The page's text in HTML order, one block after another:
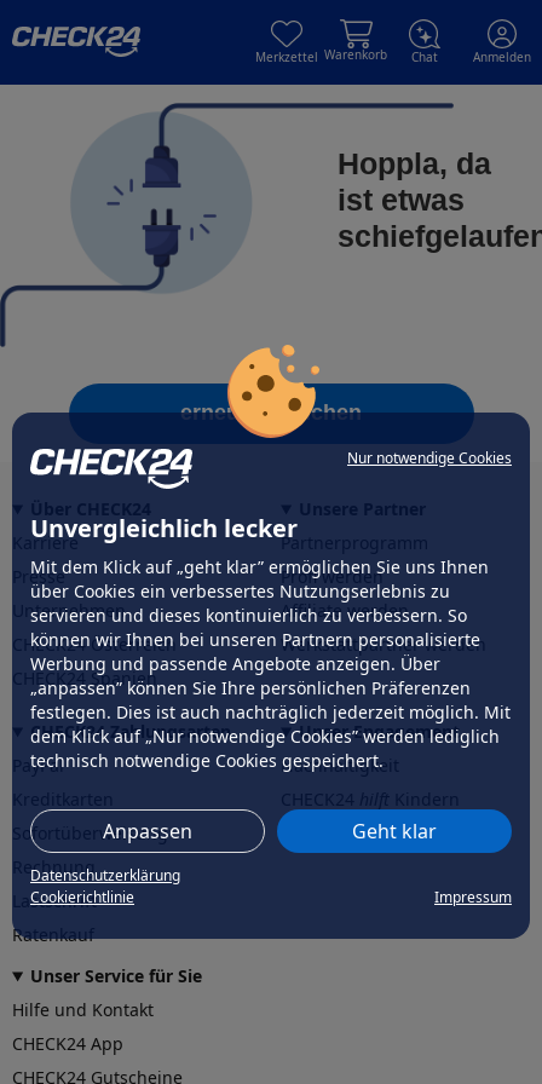
Nur notwendige Cookies
Unvergleichlich lecker
Mit dem Klick auf „geht klar” ermöglichen Sie uns Ihnen
über Cookies ein verbessertes Nutzungserlebnis zu
servieren und dieses kontinuierlich zu verbessern. So
können wir Ihnen bei unseren Partnern personalisierte
Werbung und passende Angebote anzeigen. Über
„anpassen” können Sie Ihre persönlichen Präferenzen
festlegen. Dies ist auch nachträglich jederzeit möglich. Mit
dem Klick auf „Nur notwendige Cookies” werden lediglich
technisch notwendige Cookies gespeichert.
Anpassen Geht klar
Datenschutzerklärung
Cookierichtlinie
Impressum
Merkzettel Warenkorb Chat Anmelden
Hoppla, da
ist etwas
erneut versuchen
Karriere
Presse
Unternehmen
CHECK24 Österreich
CHECK24 Spanien
Partnerprogramm
Profi werden
Affiliate werden
Werkstattpartner werden
CHECK24 Zahlungsarten
PayPal
Sofortüberweisung
Rechnung
Lastschrift
Ratenkauf
Unser Engagement
Nachhaltigkeit
CHECK24hilftder Natur
Unser Service für Sie
Hilfe und Kontakt
CHECK24 App
CHECK24 Gutscheine